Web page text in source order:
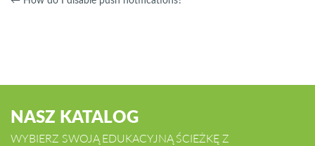
NASZ KATALOG
WYBIERZ SWOJĄ EDUKACYJNĄ ŚCIEŻKĘ Z